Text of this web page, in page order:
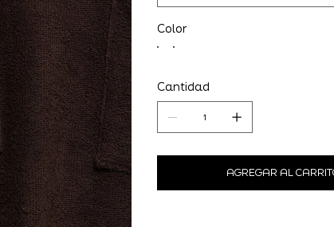
Color
Cantidad
AGREGAR AL